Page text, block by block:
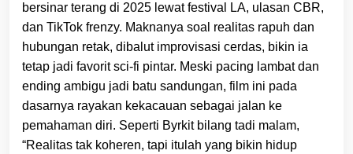
bersinar terang di 2025 lewat festival LA, ulasan CBR,
dan TikTok frenzy. Maknanya soal realitas rapuh dan
hubungan retak, dibalut improvisasi cerdas, bikin ia
tetap jadi favorit sci-fi pintar. Meski pacing lambat dan
ending ambigu jadi batu sandungan, film ini pada
dasarnya rayakan kekacauan sebagai jalan ke
pemahaman diri. Seperti Byrkit bilang tadi malam,
“Realitas tak koheren, tapi itulah yang bikin hidup